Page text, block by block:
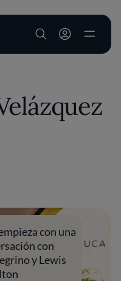
User account
con una
con
y Lewis